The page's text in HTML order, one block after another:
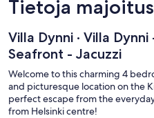
Tietoja
Villa Dynni · Villa
Seafront - Jacuzzi
Welcome to this charming 4
and picturesque location on the
perfect escape from the
from Helsinki centre!